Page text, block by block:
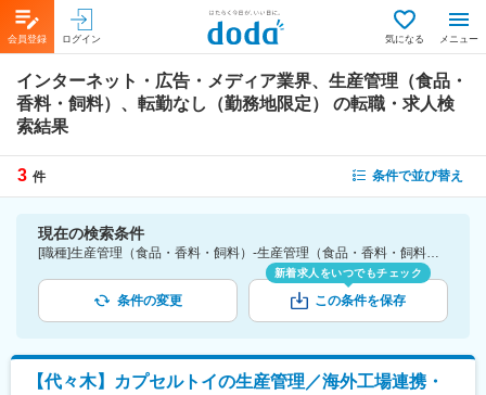
会員登録 ログイン 気になる メニュー
インターネット・広告・メディア業界、生産管理（食品・
香料・飼料）、転勤なし（勤務地限定）
の転職・求人検
索結果
3 件 条件で並び替え
現在の検索条件
[職種]生産管理（食品・香料・飼料）-生産管理（食品・香料・飼料） [業種]インターネット・広告・メディア業界 [こだわり条件ピックアップ]転勤なし（勤務地限定） [詳細条件](募集・採用情報)転勤なし（勤務地限定）
条件の変更
新着求人をいつでもチェック
この条件を保存
【代々木】カプセルトイの生産管理／海外工場連携・